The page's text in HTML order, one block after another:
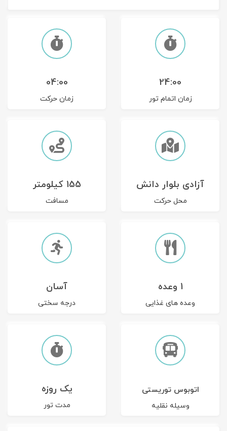
04:00
زمان حرکت
24:00
زمان اتمام تور
155 کیلومتر
مسافت
آزادی بلوار دانش
محل حرکت
آسان
درجه سختی
1 وعده
وعده های غذایی
یک روزه
مدت تور
اتوبوس توریستی
وسیله نقلیه
تور چابهار
تور کاشان
تور ترکمن صحرا